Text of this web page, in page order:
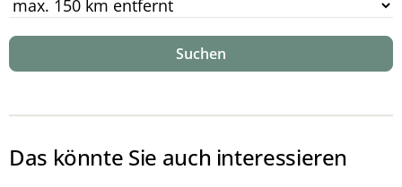
Suchen
Das könnte Sie auch interessieren